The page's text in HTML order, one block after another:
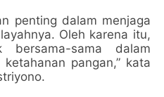
penting dalam menjaga
Oleh karena itu,
bersama-sama dalam
pangan,” kata